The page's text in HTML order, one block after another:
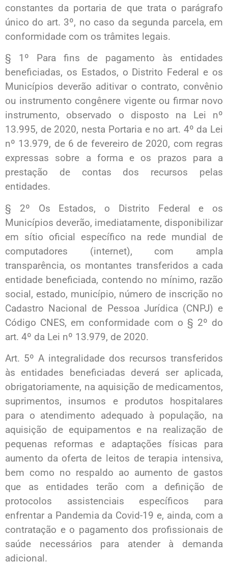
constantes da portaria de que trata o parágrafo
único do art. 3º, no caso da segunda parcela, em
conformidade com os trâmites legais.
§ 1º Para fins de pagamento às entidades
beneficiadas, os Estados, o Distrito Federal e os
Municípios deverão aditivar o contrato, convênio
ou instrumento congênere vigente ou firmar novo
instrumento, observado o disposto na Lei nº
13.995, de 2020, nesta Portaria e no art. 4º da Lei
nº 13.979, de 6 de fevereiro de 2020, com regras
expressas sobre a forma e os prazos para a
prestação de contas dos recursos pelas
entidades.
§ 2º Os Estados, o Distrito Federal e os
Municípios deverão, imediatamente, disponibilizar
em sítio oficial específico na rede mundial de
computadores (internet), com ampla
transparência, os montantes transferidos a cada
entidade beneficiada, contendo no mínimo, razão
social, estado, município, número de inscrição no
Cadastro Nacional de Pessoa Jurídica (CNPJ) e
Código CNES, em conformidade com o § 2º do
art. 4º da Lei nº 13.979, de 2020.
Art. 5º A integralidade dos recursos transferidos
às entidades beneficiadas deverá ser aplicada,
obrigatoriamente, na aquisição de medicamentos,
suprimentos, insumos e produtos hospitalares
para o atendimento adequado à população, na
aquisição de equipamentos e na realização de
pequenas reformas e adaptações físicas para
aumento da oferta de leitos de terapia intensiva,
bem como no respaldo ao aumento de gastos
que as entidades terão com a definição de
protocolos assistenciais específicos para
enfrentar a Pandemia da Covid-19 e, ainda, com a
contratação e o pagamento dos profissionais de
saúde necessários para atender à demanda
adicional.